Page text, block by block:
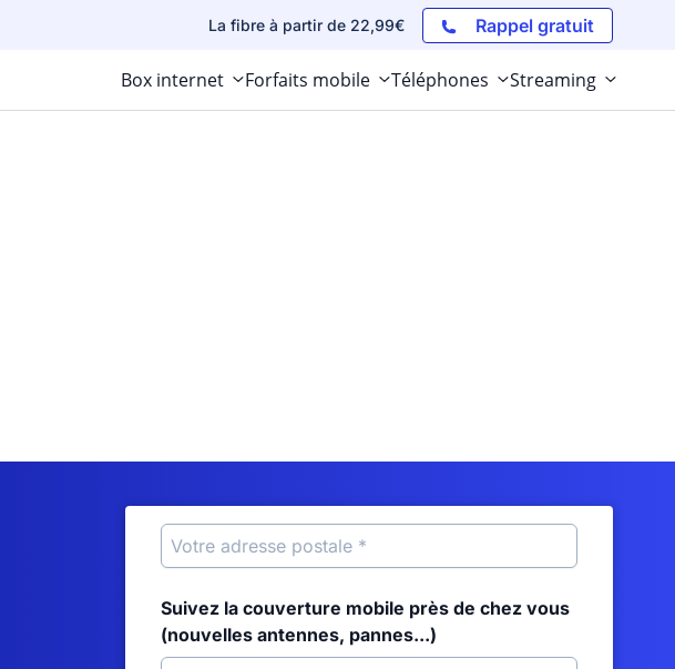
La fibre à partir de 22,99€ Rappel gratuit
Box internet Forfaits mobile Téléphones Streaming
Suivez la couverture mobile près de chez vous
(nouvelles antennes, pannes...)